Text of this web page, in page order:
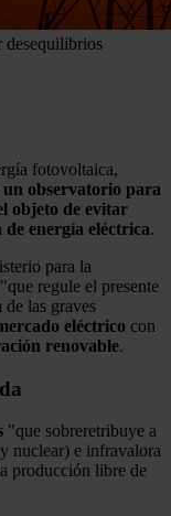
desequilibrios
fotovoltaica,
un observatorio para
objeto de evitar
energía eléctrica.
para la
regule el presente
las graves
eléctrico con
renovable.
"que sobreretribuye a
nuclear) e infravalora
producción libre de